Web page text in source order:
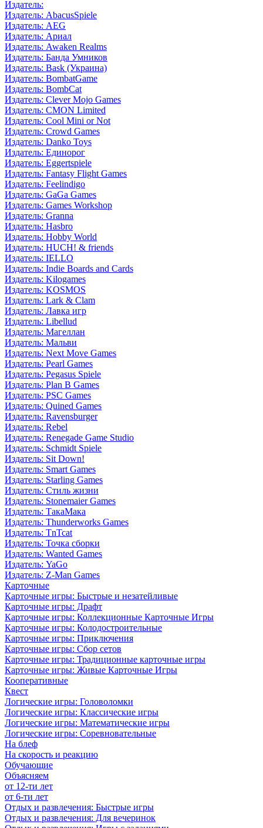
Издатель:
Издатель: AbacusSpiele
Издатель: AEG
Издатель: Ариал
Издатель: Awaken Realms
Издатель: Банда Умников
Издатель: Bask (Украина)
Издатель: BombatGame
Издатель: BombCat
Издатель: Clever Mojo Games
Издатель: CMON Limited
Издатель: Cool Mini or Not
Издатель: Crowd Games
Издатель: Danko Toys
Издатель: Единорог
Издатель: Eggertspiele
Издатель: Fantasy Flight Games
Издатель: Feelindigo
Издатель: GaGa Games
Издатель: Games Workshop
Издатель: Granna
Издатель: Hasbro
Издатель: Hobby World
Издатель: HUCH! & friends
Издатель: IELLO
Издатель: Indie Boards and Cards
Издатель: Kilogames
Издатель: KOSMOS
Издатель: Lark & Clam
Издатель: Лавка игр
Издатель: Libellud
Издатель: Магеллан
Издатель: Мальви
Издатель: Next Move Games
Издатель: Pearl Games
Издатель: Pegasus Spiele
Издатель: Plan B Games
Издатель: PSC Games
Издатель: Quined Games
Издатель: Ravensburger
Издатель: Rebel
Издатель: Renegade Game Studio
Издатель: Schmidt Spiele
Издатель: Sit Down!
Издатель: Smart Games
Издатель: Starling Games
Издатель: Стиль жизни
Издатель: Stonemaier Games
Издатель: ТакаМака
Издатель: Thunderworks Games
Издатель: TnTcat
Издатель: Точка сборки
Издатель: Wanted Games
Издатель: YaGo
Издатель: Z-Man Games
Карточные
Карточные игры: Быстрые и незатейливые
Карточные игры: Драфт
Карточные игры: Коллекционные Карточные Игры
Карточные игры: Колодостроительные
Карточные игры: Приключения
Карточные игры: Сбор сетов
Карточные игры: Традиционные карточные игры
Карточные игры: Живые Карточные Игры
Кооперативные
Квест
Логические игры: Головоломки
Логические игры: Классические игры
Логические игры: Математические игры
Логические игры: Соревновательные
На блеф
На скорость и реакцию
Обучающие
Объясняем
от 12-ти лет
от 6-ти лет
Отдых и развлечения: Быстрые игры
Отдых и развлечения: Для вечеринок